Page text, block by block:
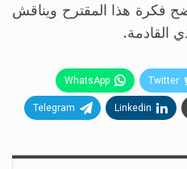
فكرة هذا المقترح ويناقش
القادمة.
Twitter
WhatsApp
Linkedin
Telegram